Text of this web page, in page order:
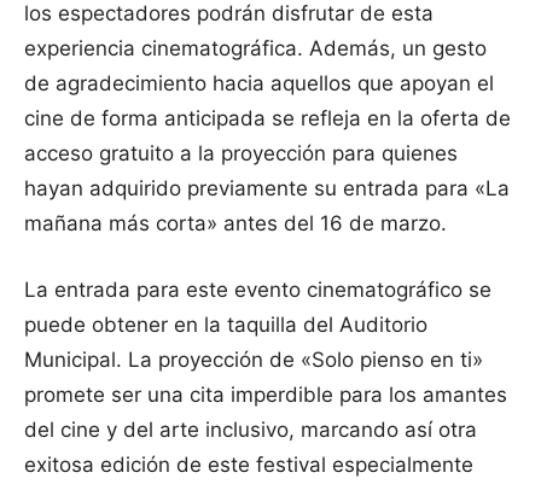
los espectadores podrán disfrutar de esta
experiencia cinematográfica. Además, un gesto
de agradecimiento hacia aquellos que apoyan el
cine de forma anticipada se refleja en la oferta de
acceso gratuito a la proyección para quienes
hayan adquirido previamente su entrada para «La
mañana más corta» antes del 16 de marzo.
La entrada para este evento cinematográfico se
puede obtener en la taquilla del Auditorio
Municipal. La proyección de «Solo pienso en ti»
promete ser una cita imperdible para los amantes
del cine y del arte inclusivo, marcando así otra
exitosa edición de este festival especialmente